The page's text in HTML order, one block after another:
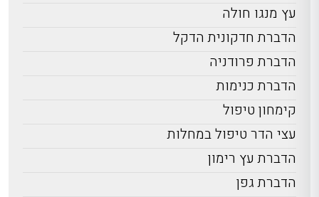
עץ מנגו חולה
הדברת חדקונית הדקל
הדברת פרודניה
הדברת כנימות
קימחון טיפול
עצי הדר טיפול במחלות
הדברת עץ רימון
הדברת גפן